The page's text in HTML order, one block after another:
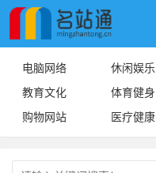
电脑网络 休闲娱乐
教育文化
体育健身
购物网站
医疗健康